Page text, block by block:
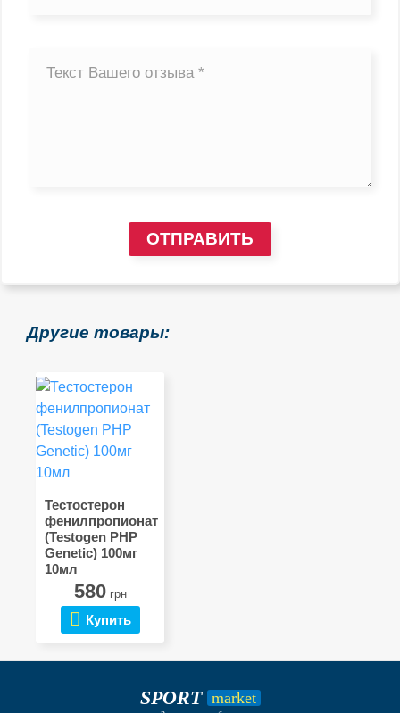
ОТПРАВИТЬ
Другие товары:
Тестостерон
фенилпропионат
(Testogen PHP
Genetic) 100мг
10мл
580грн
Купить
SPORT market